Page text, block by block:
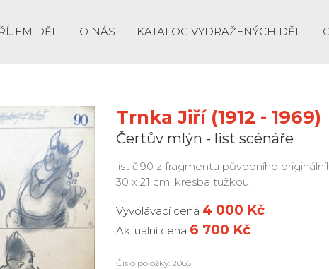
DĚL O NÁS KATALOG VYDRAŽENÝCH DĚL
Trnka Jiří (1912 - 1969)
Čertův mlýn - list scénáře
list č.90 z fragmentu původního
30 x 21 cm, kresba tužkou.
Vyvolávací cena 4 000 Kč
Aktuální cena 6 700 Kč
Číslo položky: 2065